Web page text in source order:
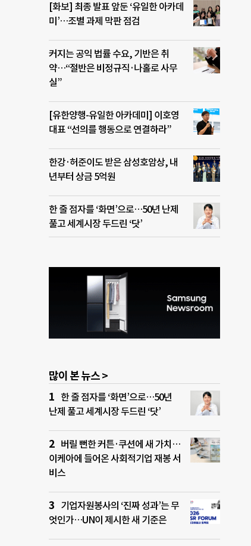
[화보] 최종 발표 앞둔 ‘유일한 아카데
미’…조별 과제 막판 점검
커지는 공익 법률 수요, 기반은 취
약…“절반은 비정규직·나홀로 사무
실”
[유한양행-유일한 아카데미] 이호영
대표 “선의를 행동으로 연결하라”
한강·허준이도 받은 삼성호암상, 내
년부터 상금 5억원
한 줄 점자를 ‘화면’으로…50년 난제
풀고 세계시장 두드린 ‘닷’
많이 본 뉴스 >
한 줄 점자를 ‘화면’으로…50년
난제 풀고 세계시장 두드린 ‘닷’
버릴 뻔한 커튼·쿠션에 새 가치…
이케아에 들어온 사회적기업 재봉 서
비스
기업자원봉사의 ‘진짜 성과’는 무
엇인가…UN이 제시한 새 기준은